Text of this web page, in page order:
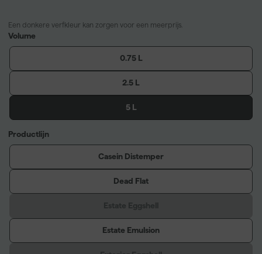
Een donkere verfkleur kan zorgen voor een meerprijs.
Volume
0.75 L
2.5 L
5 L
Productlijn
Casein Distemper
Dead Flat
Estate Emulsion